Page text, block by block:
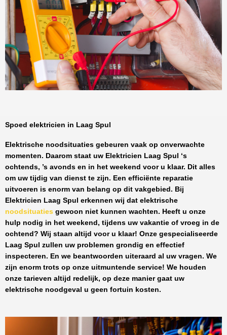
Spoed elektricien in Laag Spul
Elektrische noodsituaties gebeuren vaak op onverwachte
momenten. Daarom staat uw Elektricien Laag Spul ‘s
ochtends, ’s avonds en in het weekend voor u klaar. Dit alles
om uw tijdig van dienst te zijn. Een efficiënte reparatie
uitvoeren is enorm van belang op dit vakgebied. Bij
Elektricien Laag Spul erkennen wij dat elektrische
noodsituaties gewoon niet kunnen wachten. Heeft u onze
hulp nodig in het weekend, tijdens uw vakantie of vroeg in de
ochtend? Wij staan altijd voor u klaar! Onze gespecialiseerde
Laag Spul zullen uw problemen grondig en effectief
inspecteren. En we beantwoorden uiteraard al uw vragen. We
zijn enorm trots op onze uitmuntende service! We houden
onze tarieven altijd redelijk, op deze manier gaat uw
elektrische noodgeval u geen fortuin kosten.